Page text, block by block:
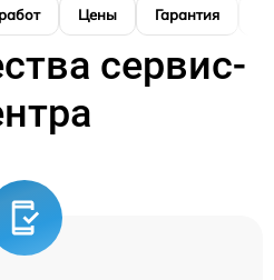
Цены Гарантия
сервис-